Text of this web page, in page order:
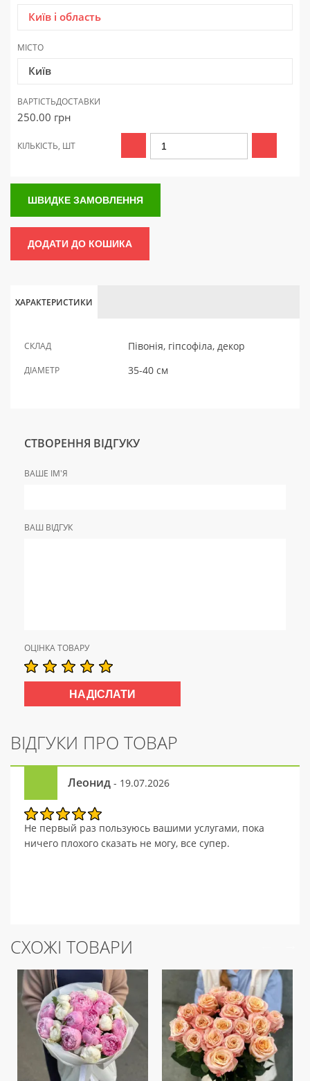
Київ і область
МІСТО
Київ
ВАРТІСТЬДОСТАВКИ
250.00 грн
КІЛЬКІСТЬ, ШТ
ШВИДКЕ ЗАМОВЛЕННЯ
ДОДАТИ ДО КОШИКА
ХАРАКТЕРИСТИКИ
СКЛАД Півонія, гіпсофіла, декор
ДІАМЕТР 35-40 см
СТВОРЕННЯ ВІДГУКУ
ВАШЕ ІМ'Я
ВАШ ВІДГУК
ОЦІНКА ТОВАРУ
ВІДГУКИ ПРО ТОВАР
Леонид - 19.07.2026
Не первый раз пользуюсь вашими услугами, пока
ничего плохого сказать не могу, все супер.
СХОЖІ ТОВАРИ